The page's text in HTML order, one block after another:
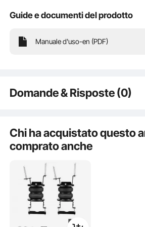
Guide e documenti del prodotto
Manuale d'uso-en (PDF)
Domande & Risposte (0)
Il prodotto è durevole? ...
Fai la prima
Chi ha acquistato questo
comprato anche